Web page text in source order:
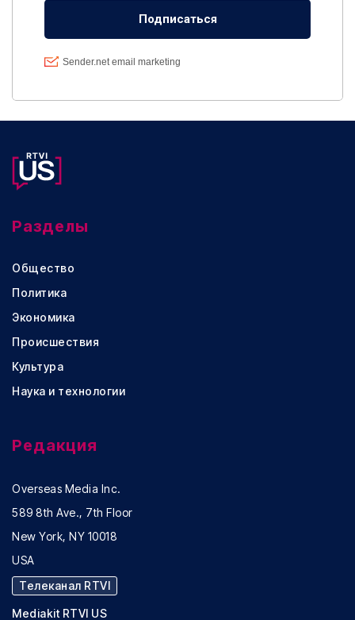
Разделы
Общество
Политика
Экономика
Происшествия
Культура
Наука и технологии
Редакция
Overseas Media Inc.
589 8th Ave., 7th Floor
New York, NY 10018
USA
Телеканал RTVI
Mediakit RTVI US